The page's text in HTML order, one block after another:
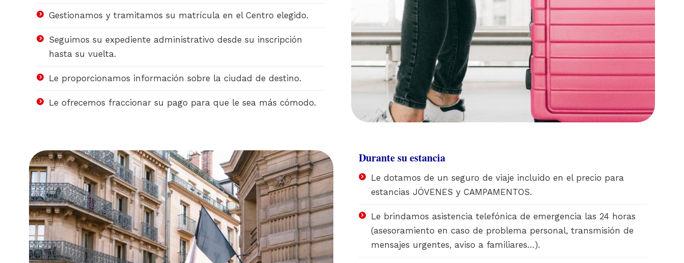
Gestionamos y tramitamos su matrícula en el Centro elegido.
Seguimos su expediente administrativo desde su inscripción
hasta su vuelta.
Le proporcionamos información sobre la ciudad de destino.
Le ofrecemos fraccionar su pago para que le sea más cómodo.
Durante su estancia
Le dotamos de un seguro de viaje incluido en el precio para
estancias JÓVENES y CAMPAMENTOS.
Le brindamos asistencia telefónica de emergencia las 24 horas
(asesoramiento en caso de problema personal, transmisión de
mensajes urgentes, aviso a familiares…).